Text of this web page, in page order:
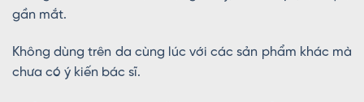
gần mắt.
Không dùng trên da cùng lúc với các sản phẩm khác mà
chưa có ý kiến bác sĩ.